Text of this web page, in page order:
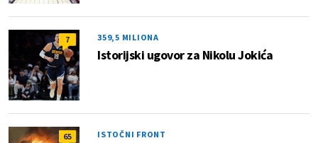
7 359,5 MILIONA
Istorijski ugovor za Nikolu Jokića
65 ISTOČNI FRONT